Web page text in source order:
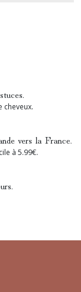
cheveux.
vers la France.
à 5.99€.